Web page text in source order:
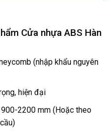
Cửa nhựa ABS Hàn
(nhập khẩu nguyên
hiện đại
2200 mm (Hoặc theo